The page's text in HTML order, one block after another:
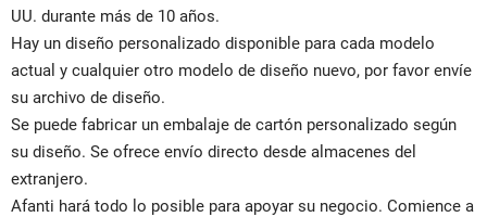
UU. durante más de 10 años.
Hay un diseño personalizado disponible para cada modelo
actual y cualquier otro modelo de diseño nuevo, por favor envíe
su archivo de diseño.
Se puede fabricar un embalaje de cartón personalizado según
su diseño. Se ofrece envío directo desde almacenes del
extranjero.
Afanti hará todo lo posible para apoyar su negocio. Comience a